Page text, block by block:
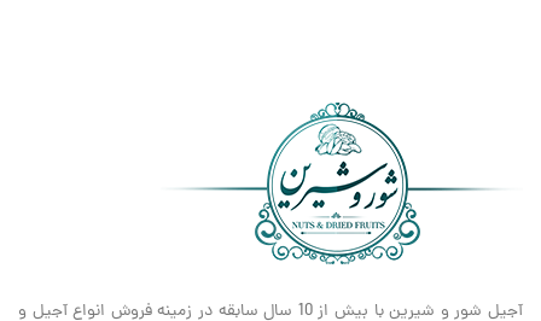
آجیل شور و شیرین با بیش از 10 سال سابقه در زمینه فروش انواع آجیل و